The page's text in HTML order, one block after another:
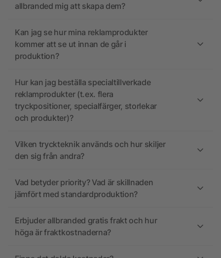
allbranded mig att skapa dem?
Kan jag se hur mina reklamprodukter
kommer att se ut innan de går i
produktion?
Hur kan jag beställa specialtillverkade
reklamprodukter (t.ex. flera
tryckpositioner, specialfärger, storlekar
och produkter)?
Vilken tryckteknik används och hur skiljer
den sig från andra?
Vad betyder priority? Vad är skillnaden
jämfört med standardproduktion?
Erbjuder allbranded gratis frakt och hur
höga är fraktkostnaderna?